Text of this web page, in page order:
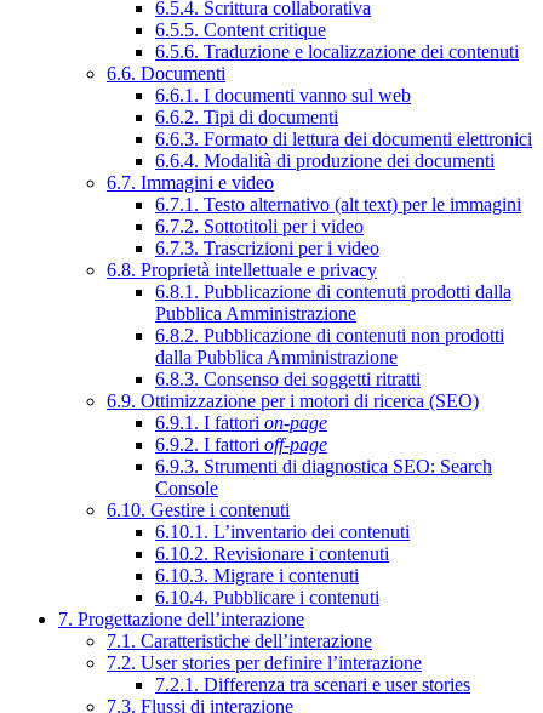
6.5.4. Scrittura collaborativa
6.5.5. Content critique
6.5.6. Traduzione e localizzazione dei contenuti
6.6. Documenti
6.6.1. I documenti vanno sul web
6.6.2. Tipi di documenti
6.6.3. Formato di lettura dei documenti elettronici
6.6.4. Modalità di produzione dei documenti
6.7. Immagini e video
6.7.1. Testo alternativo (alt text) per le immagini
6.7.2. Sottotitoli per i video
6.7.3. Trascrizioni per i video
6.8. Proprietà intellettuale e privacy
6.8.1. Pubblicazione di contenuti prodotti dalla
Pubblica Amministrazione
6.8.2. Pubblicazione di contenuti non prodotti
dalla Pubblica Amministrazione
6.8.3. Consenso dei soggetti ritratti
6.9. Ottimizzazione per i motori di ricerca (SEO)
6.9.1. I fattori on-page
6.9.2. I fattori off-page
6.9.3. Strumenti di diagnostica SEO: Search
Console
6.10. Gestire i contenuti
6.10.1. L’inventario dei contenuti
6.10.2. Revisionare i contenuti
6.10.3. Migrare i contenuti
6.10.4. Pubblicare i contenuti
7. Progettazione dell’interazione
7.1. Caratteristiche dell’interazione
7.2. User stories per definire l’interazione
7.2.1. Differenza tra scenari e user stories
7.3. Flussi di interazione